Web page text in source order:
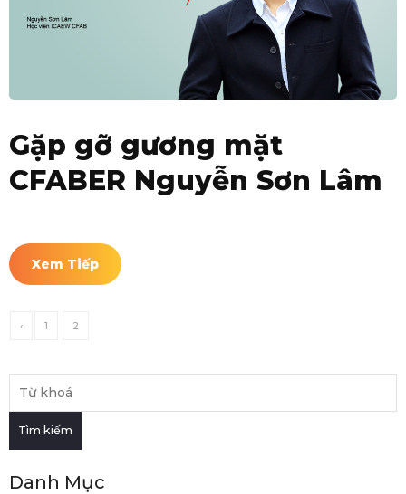
Gặp gỡ gương mặt
CFABER Nguyễn Sơn Lâm
Xem Tiếp
‹ 1 2
Tìm kiếm
Danh Mục